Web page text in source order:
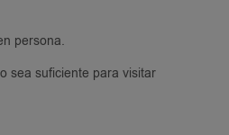
persona.
sea suficiente para visitar